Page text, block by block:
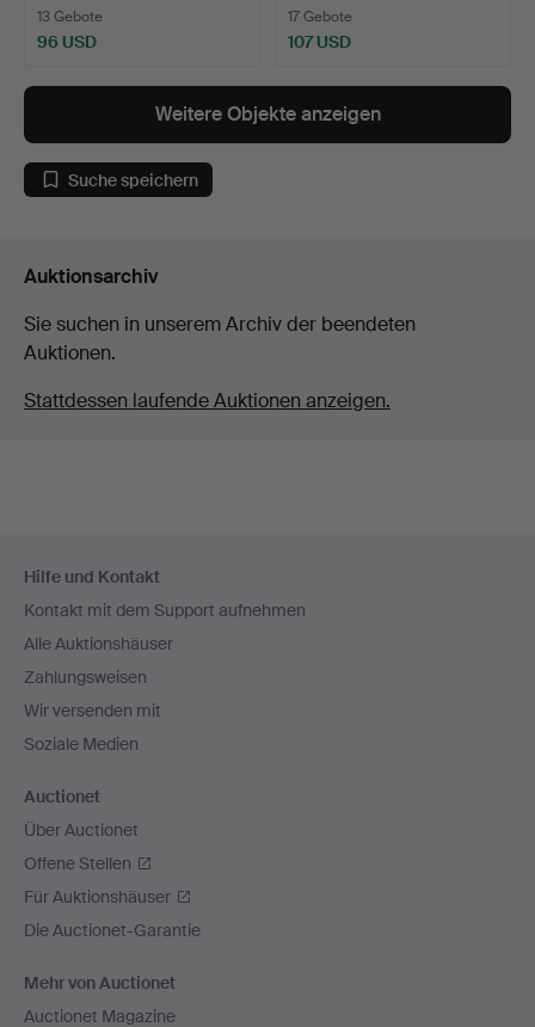
13 Gebote
96 USD
17 Gebote
107 USD
Weitere Objekte anzeigen
Suche speichern
Auktionsarchiv
Sie suchen in unserem Archiv der beendeten
Auktionen.
Stattdessen laufende Auktionen anzeigen.
Navigation
Hilfe und Kontakt
Kontakt mit dem Support aufnehmen
Alle Auktionshäuser
Zahlungsweisen
Wir versenden mit
Soziale Medien
Auctionet
Über Auctionet
Offene Stellen
Für Auktionshäuser
Die Auctionet-Garantie
Mehr von Auctionet
Auctionet Magazine